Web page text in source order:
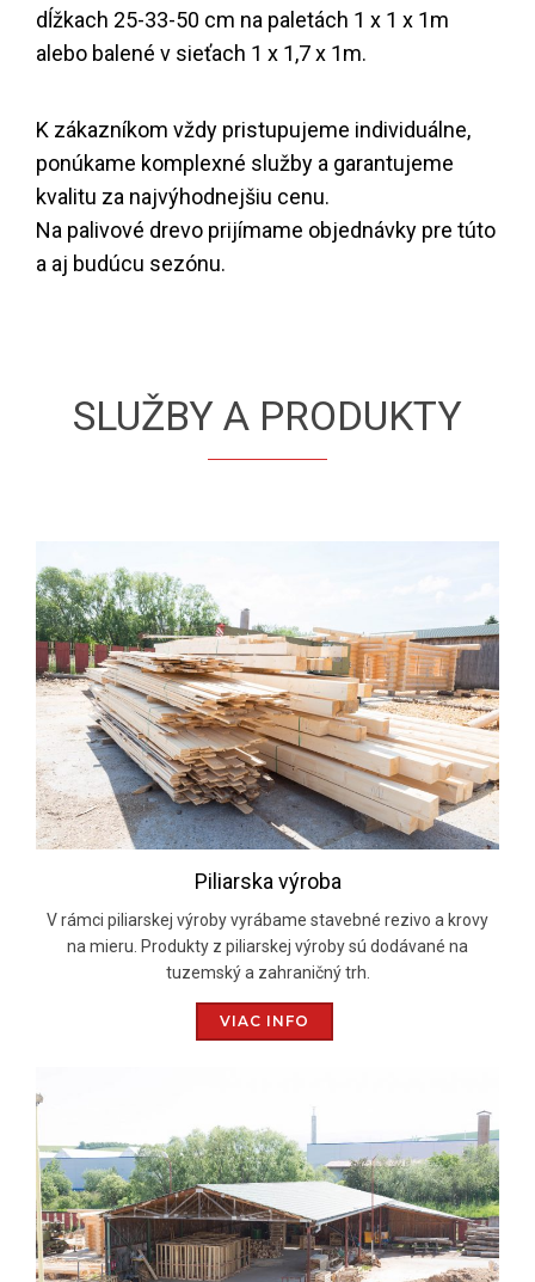
dĺžkach 25-33-50 cm na paletách 1 x 1 x 1m
alebo balené v sieťach 1 x 1,7 x 1m.
K zákazníkom vždy pristupujeme individuálne,
ponúkame komplexné služby a garantujeme
kvalitu za najvýhodnejšiu cenu.
Na palivové drevo prijímame objednávky pre túto
a aj budúcu sezónu.
SLUŽBY A PRODUKTY
Piliarska výroba
V rámci piliarskej výroby vyrábame stavebné rezivo a krovy
na mieru. Produkty z piliarskej výroby sú dodávané na
tuzemský a zahraničný trh.
VIAC INFO